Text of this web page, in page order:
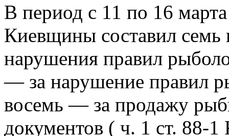
В период с 11 по 16
Киевщины составил семь
нарушения правил
— за нарушение правил
восемь — за продажу
документов ( ч. 1 ст.